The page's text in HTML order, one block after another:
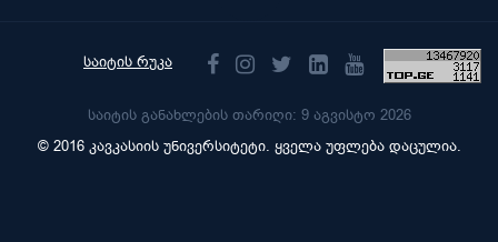
საიტის რუკა
საიტის განახლების თარიღი: 9 აგვისტო 2026
© 2016 კავკასიის უნივერსიტეტი. ყველა უფლება დაცულია.